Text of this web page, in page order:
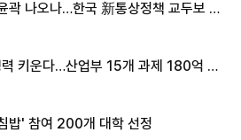
곽 나오나…한국 新통상정책 교두보 활
키운다…산업부 15개 과제 180억 지
밥' 참여 200개 대학 선정